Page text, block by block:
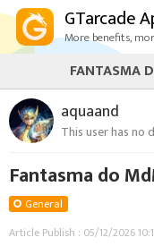
GTarcade
More benefits,
FANTASMA
aquaand
This user has no
Fantasma do
General
Article Publish : 05/12/2026